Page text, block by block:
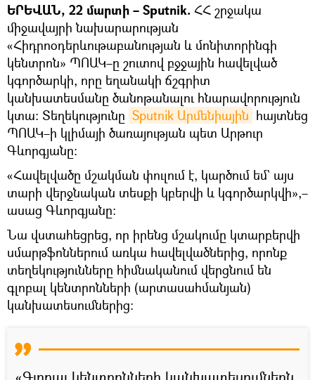
ԵՐԵՎԱՆ, 22 մարտի – Sputnik. ՀՀ շրջակա
միջավայրի նախարարության
«Հիդրոօդերևութաբանության և մոնիտորինգի
կենտրոն» ՊՈԱԿ–ը շուտով բջջային հավելված
կգործարկի, որը եղանակի ճշգրիտ
կանխատեսմանը ծանոթանալու հնարավորություն
կտա։ Տեղեկությունը Sputnik Արմենիային հայտնեց
ՊՈԱԿ–ի կլիմայի ծառայության պետ Արթուր
Գևորգյանը։
«Հավելվածը մշակման փուլում է, կարծում եմ` այս
տարի վերջնական տեսքի կբերվի և կգործարկվի»,–
ասաց Գևորգյանը։
Նա վստահեցրեց, որ իրենց մշակումը կտարբերվի
սմարթֆոններում առկա հավելվածներից, որոնք
տեղեկությունները հիմնականում վերցնում են
գլոբալ կենտրոնների (արտասահմանյան)
կանխատեսումներից։